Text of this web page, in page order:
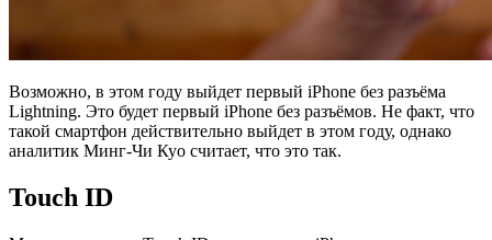
Возможно, в этом году выйдет первый iPhone без разъёма
Lightning. Это будет первый iPhone без разъёмов. Не факт, что
такой смартфон действительно выйдет в этом году, однако
аналитик Минг-Чи Куо считает, что это так.
Touch ID